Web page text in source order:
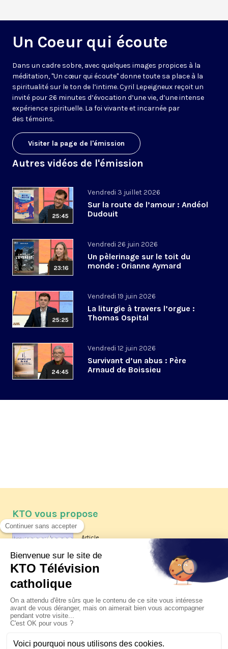
Un Coeur qui écoute
Dans un cadre sobre, avec quelques images propices à la
méditation, "Un cœur qui écoute" donne toute sa place à la
spiritualité sur le ton de l’intime. Cyril Lepeigneux reçoit un
invité pour 26 minutes d’évocation d’une vie, d’une intense
expérience spirituelle. La foi vivante et incarnée par
des témoins.
Visiter la page de l'émission
Autres vidéos de l'émission
25:45
Vendredi 3 juillet 2026
Sur la route de l’amour : Andéol
Dudouit
23:16
Vendredi 26 juin 2026
Un pèlerinage sur le toit du
monde : Orianne Aymard
25:25
Vendredi 19 juin 2026
La liturgie à travers l’orgue :
Thomas Ospital
24:45
Vendredi 12 juin 2026
Survivant d’un abus : Père
Arnaud de Boissieu
KTO vous propose
Article
Les reportages d'été 2026 de KTO
La visite pastorale du pape Léon
XIV à Assise à suivre sur KTO le
jeudi 6 août
Le pape en Uruguay, Argentine et